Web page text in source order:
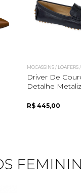
MOCASSINS / LOAFERS
Driver De
Detalhe
R$ 445,00